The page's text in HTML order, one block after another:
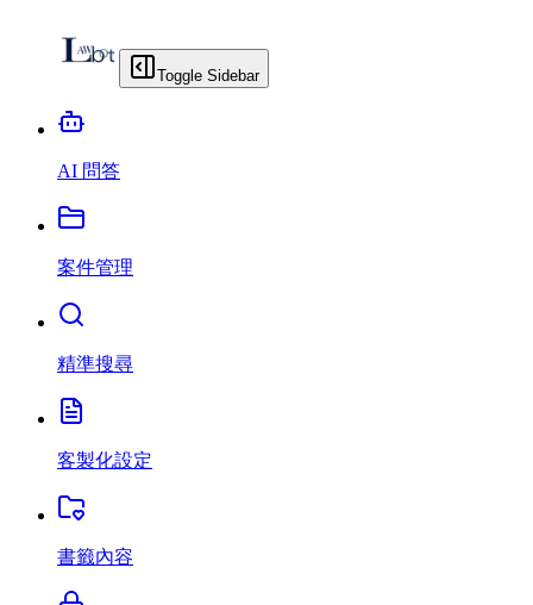
Toggle Sidebar
AI 問答
案件管理
精準搜尋
客製化設定
書籤內容